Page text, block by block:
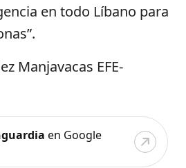
en todo Líbano para
Manjavacas EFE-
en Google